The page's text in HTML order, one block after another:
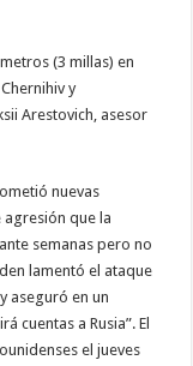
(3 millas) en
y
Arestovich, asesor
nuevas
agresión que la
semanas pero no
lamentó el ataque
aseguró en un
cuentas a Rusia”. El
el jueves